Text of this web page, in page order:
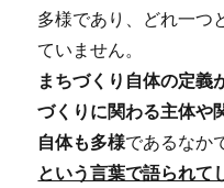
多様であり、どれ一つ
ていません。
まちづくり自体の定義
づくりに関わる主体や
自体も多様であるなか
という言葉で語られて